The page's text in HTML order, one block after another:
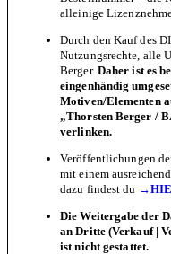
alleinige
Durch den Kauf des
Nutzungsrechte, alle
Berger. Daherist es
eingenhändig
Motiven/Elementen
„Thorsten Berger /
verlinken.
Veröffentlichungen
mit einem
dazu findest du
Die Weitergabe der
an Dritte (Verkauf |
ist nicht gestattet.